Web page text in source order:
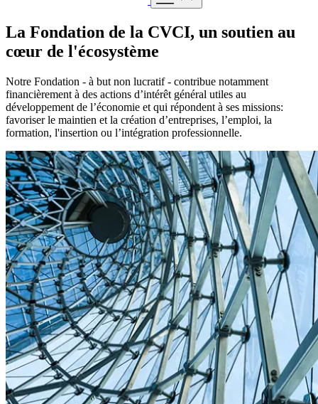
La Fondation de la CVCI, un soutien au
cœur de l'écosystème
Notre Fondation - à but non lucratif - contribue notamment
financièrement à des actions d’intérêt général utiles au
développement de l’économie et qui répondent à ses missions:
favoriser le maintien et la création d’entreprises, l’emploi, la
formation, l'insertion ou l’intégration professionnelle.